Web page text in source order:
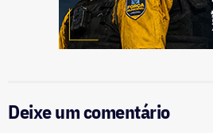
Deixe um comentário